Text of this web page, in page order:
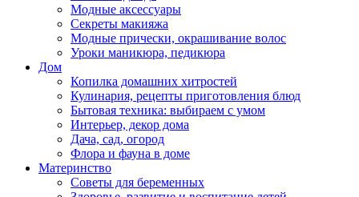
Модные аксессуары
Секреты макияжа
Модные прически, окрашивание волос
Уроки маникюра, педикюра
Дом
Копилка домашних хитростей
Кулинария, рецепты приготовления блюд
Бытовая техника: выбираем с умом
Интерьер, декор дома
Дача, сад, огород
Флора и фауна в доме
Материнство
Советы для беременных